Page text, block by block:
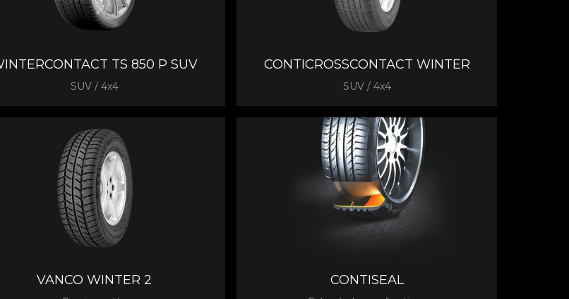
TS 850 P SUV
SUV / 4x4
CONTICROSSCONTACT WINTER
SUV / 4x4
VANCO WINTER 2 CONTISEAL